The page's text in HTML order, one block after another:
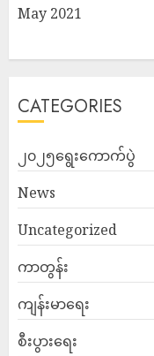
May 2021
CATEGORIES
၂၀၂၅ရွေးကောက်ပွဲ
News
Uncategorized
ကာတွန်း
ကျန်းမာရေး
စီးပွားရေး